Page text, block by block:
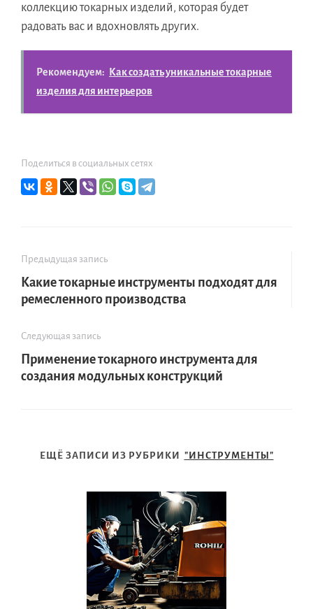
коллекцию токарных изделий, которая будет
радовать вас и вдохновлять других.
Рекомендуем:
Как создать уникальные токарные
изделия для интерьеров
Поделиться в социальных сетях
Предыдущая запись
Какие токарные инструменты подходят для
ремесленного производства
Следующая запись
Применение токарного инструмента для
создания модульных конструкций
ЕЩЁ ЗАПИСИ ИЗ РУБРИКИ "ИНСТРУМЕНТЫ"